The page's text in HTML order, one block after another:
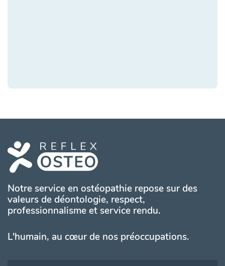
Notre service en ostéopathie repose sur des
valeurs de déontologie, respect,
professionnalisme et service rendu.
L'humain, au cœur de nos préoccupations.